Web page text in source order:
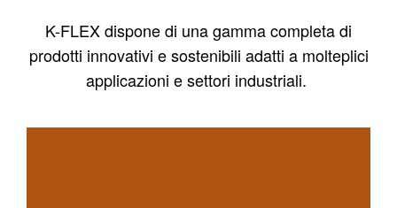
K-FLEX dispone di una gamma completa di
prodotti innovativi e sostenibili adatti a molteplici
applicazioni e settori industriali.